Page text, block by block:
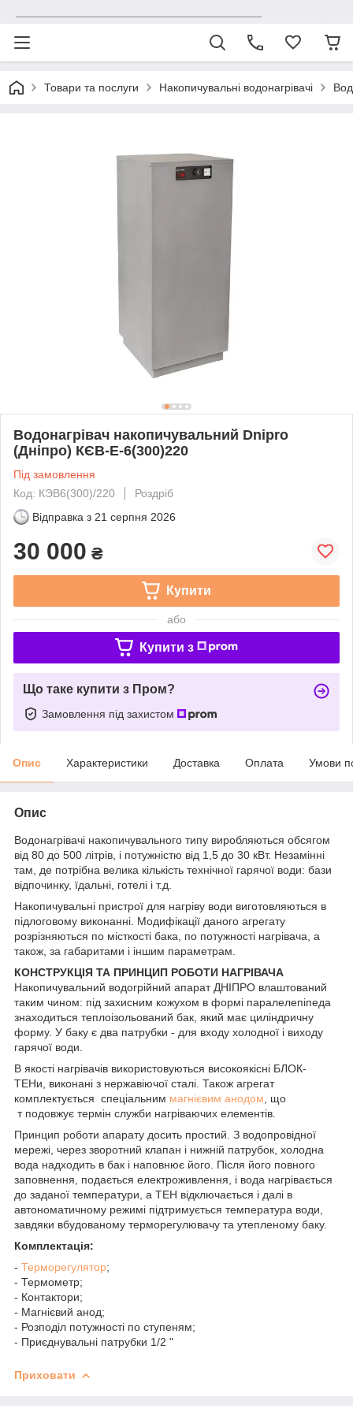
Товари та послуги Накопичувальні водонагрівачі
Водонагрівач накопичувальний Dnipro
(Дніпро) КЄВ-Е-6(300)220
Під замовлення
Код: КЭВ6(300)/220
Роздріб
Відправка з 21 серпня 2026
30 000 ₴
Купити
або
Купити з
Що таке купити з Пром?
Замовлення під захистом
Опис Характеристики Доставка Оплата Умови
Опис
Водонагрівачі накопичувального типу виробляються обсягом
від 80 до 500 літрів, і потужністю від 1,5 до 30 кВт. Незамінні
там, де потрібна велика кількість технічної гарячої води: бази
відпочинку, їдальні, готелі і т.д.
Накопичувальні пристрої для нагріву води виготовляються в
підлоговому виконанні. Модифікації даного агрегату
розрізняються по місткості бака, по потужності нагрівача, а
також, за габаритами і іншим параметрам.
КОНСТРУКЦІЯ ТА ПРИНЦИП РОБОТИ НАГРІВАЧА
Накопичувальний водогрійний апарат ДНІПРО влаштований
таким чином: під захисним кожухом в формі паралелепіпеда
знаходиться теплоізольований бак, який має циліндричну
форму. У баку є два патрубки - для входу холодної і виходу
гарячої води.
В якості нагрівачів використовуються високоякісні БЛОК-
ТЕНи, виконані з нержавіючої сталі. Також агрегат
комплектується спеціальним магнієвим анодом , що
т подовжує термін служби нагріваючих елементів.
Принцип роботи апарату досить простий. З водопровідної
мережі, через зворотний клапан і нижній патрубок, холодна
вода надходить в бак і наповнює його. Після його повного
заповнення, подається електроживлення, і вода нагрівається
до заданої температури, а ТЕН відключається і далі в
автономатичному режимі підтримується температура води,
завдяки вбудованому терморегулювачу та утепленому баку.
Комплектація:
- Терморегулятор;
- Термометр;
- Контактори;
- Магнієвий анод;
- Розподіл потужності по ступеням;
- Приєднувальні патрубки 1/2 "
Приховати